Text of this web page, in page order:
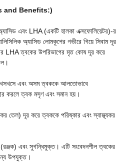
and Benefits:)
এবং LHA (একটি হালকা এক্সফোলিয়েটর)-র
অ্যাসিড লোমকূপের গভীরে গিয়ে সিবাম দূর
LHA ত্বকের উপরিভাগের মৃত কোষ দূর করে
খসখসে এবং অসম ত্বককে আলতোভাবে
করলে ত্বক মসৃণ এবং সমান হয়।
তেল) দূর করে ত্বককে পরিষ্কার এবং স্বাস্থ্যকর
এবং সুগন্ধিমুক্ত। এটি সংবেদনশীল ত্বকের
উপযুক্ত।